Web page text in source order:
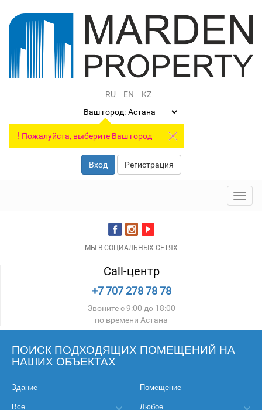
RU EN
KZ
Ваш город:
! Пожалуйста, выберите Ваш город
Вход Регистрация
МЫ В СОЦИАЛЬНЫХ СЕТЯХ
Call-центр
+7 707 278 78 78
Звоните с 9:00 до 18:00
по времени Астана
ПОИСК ПОДХОДЯЩИХ ПОМЕЩЕНИЙ НА
НАШИХ ОБЪЕКТАХ
Здание Помещение